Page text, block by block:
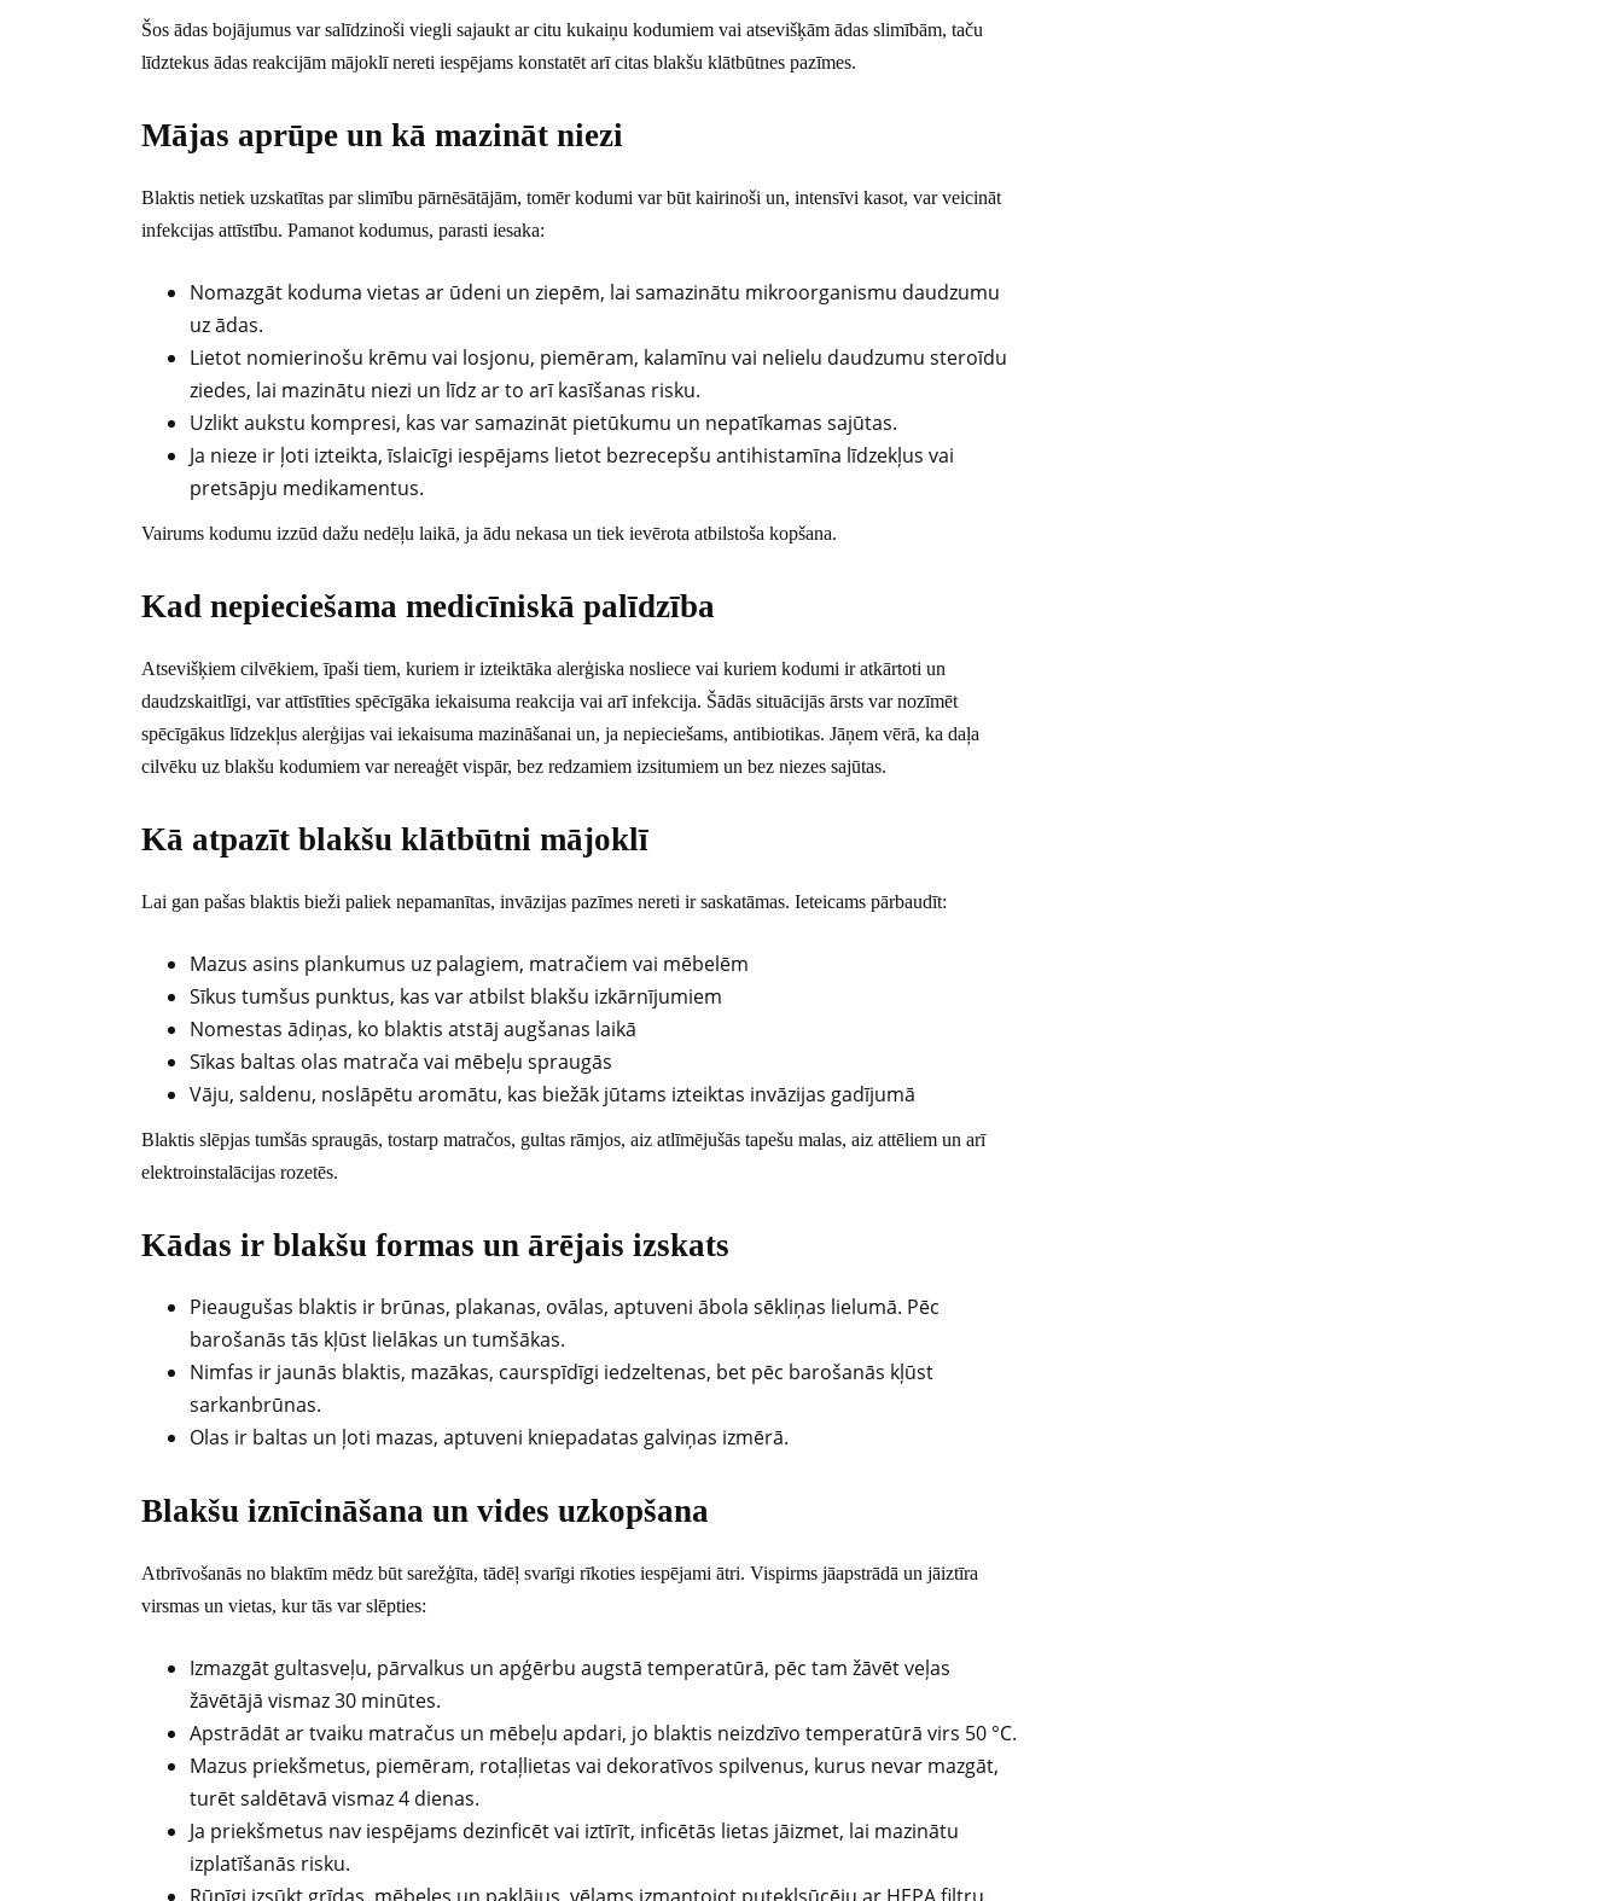
Šos ādas bojājumus var salīdzinoši viegli sajaukt ar citu kukaiņu kodumiem vai atsevišķām ādas slimībām, taču
līdztekus ādas reakcijām mājoklī nereti iespējams konstatēt arī citas blakšu klātbūtnes pazīmes.
Mājas aprūpe un kā mazināt niezi
Blaktis netiek uzskatītas par slimību pārnēsātājām, tomēr kodumi var būt kairinoši un, intensīvi kasot, var veicināt
infekcijas attīstību. Pamanot kodumus, parasti iesaka:
Nomazgāt koduma vietas ar ūdeni un ziepēm, lai samazinātu mikroorganismu daudzumu
uz ādas.
Lietot nomierinošu krēmu vai losjonu, piemēram, kalamīnu vai nelielu daudzumu steroīdu
ziedes, lai mazinātu niezi un līdz ar to arī kasīšanas risku.
Uzlikt aukstu kompresi, kas var samazināt pietūkumu un nepatīkamas sajūtas.
Ja nieze ir ļoti izteikta, īslaicīgi iespējams lietot bezrecepšu antihistamīna līdzekļus vai
pretsāpju medikamentus.
Vairums kodumu izzūd dažu nedēļu laikā, ja ādu nekasa un tiek ievērota atbilstoša kopšana.
Kad nepieciešama medicīniskā palīdzība
Atsevišķiem cilvēkiem, īpaši tiem, kuriem ir izteiktāka alerģiska nosliece vai kuriem kodumi ir atkārtoti un
daudzskaitlīgi, var attīstīties spēcīgāka iekaisuma reakcija vai arī infekcija. Šādās situācijās ārsts var nozīmēt
spēcīgākus līdzekļus alerģijas vai iekaisuma mazināšanai un, ja nepieciešams, antibiotikas. Jāņem vērā, ka daļa
cilvēku uz blakšu kodumiem var nereaģēt vispār, bez redzamiem izsitumiem un bez niezes sajūtas.
Kā atpazīt blakšu klātbūtni mājoklī
Lai gan pašas blaktis bieži paliek nepamanītas, invāzijas pazīmes nereti ir saskatāmas. Ieteicams pārbaudīt:
Mazus asins plankumus uz palagiem, matračiem vai mēbelēm
Sīkus tumšus punktus, kas var atbilst blakšu izkārnījumiem
Nomestas ādiņas, ko blaktis atstāj augšanas laikā
Sīkas baltas olas matrača vai mēbeļu spraugās
Vāju, saldenu, noslāpētu aromātu, kas biežāk jūtams izteiktas invāzijas gadījumā
Blaktis slēpjas tumšās spraugās, tostarp matračos, gultas rāmjos, aiz atlīmējušās tapešu malas, aiz attēliem un arī
elektroinstalācijas rozetēs.
Kādas ir blakšu formas un ārējais izskats
Pieaugušas blaktis ir brūnas, plakanas, ovālas, aptuveni ābola sēkliņas lielumā. Pēc
barošanās tās kļūst lielākas un tumšākas.
Nimfas ir jaunās blaktis, mazākas, caurspīdīgi iedzeltenas, bet pēc barošanās kļūst
sarkanbrūnas.
Olas ir baltas un ļoti mazas, aptuveni kniepadatas galviņas izmērā.
Blakšu iznīcināšana un vides uzkopšana
Atbrīvošanās no blaktīm mēdz būt sarežģīta, tādēļ svarīgi rīkoties iespējami ātri. Vispirms jāapstrādā un jāiztīra
virsmas un vietas, kur tās var slēpties:
Izmazgāt gultasveļu, pārvalkus un apģērbu augstā temperatūrā, pēc tam žāvēt veļas
žāvētājā vismaz 30 minūtes.
Apstrādāt ar tvaiku matračus un mēbeļu apdari, jo blaktis neizdzīvo temperatūrā virs 50 °C.
Mazus priekšmetus, piemēram, rotaļlietas vai dekoratīvos spilvenus, kurus nevar mazgāt,
turēt saldētavā vismaz 4 dienas.
Ja priekšmetus nav iespējams dezinficēt vai iztīrīt, inficētās lietas jāizmet, lai mazinātu
izplatīšanās risku.